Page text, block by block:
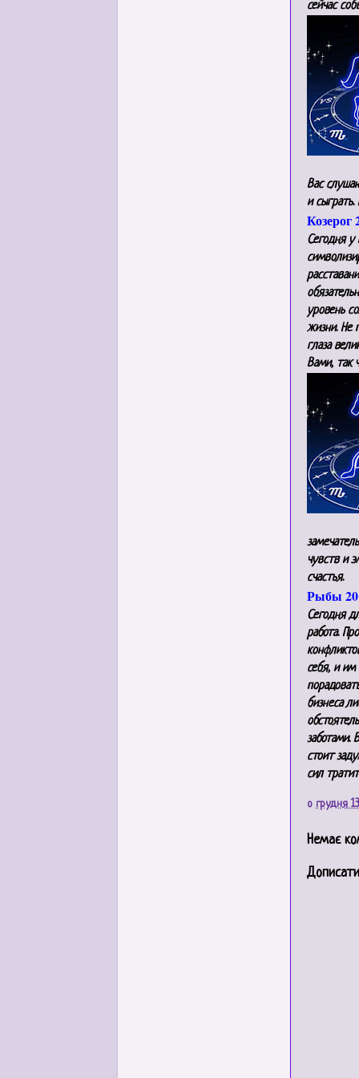
сейчас
Вас
и
Козерог
Сегодня у
уровень
жизни. Не
глаза
Вами, так
чувств и
счастья.
Рыбы 20
Сегодня
работа.
себя, и им
бизнеса
заботами.
стоит
сил
о грудня
Немає